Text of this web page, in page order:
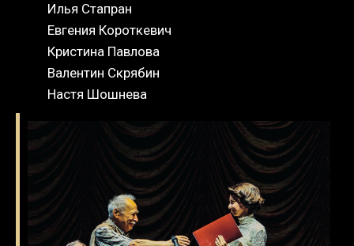
Илья Стапран
Евгения Короткевич
Кристина Павлова
Валентин Скрябин
Настя Шошнева